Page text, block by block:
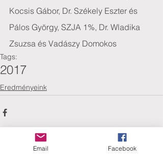
Kocsis Gábor, Dr. Székely Eszter és
Pálos György, SZJA 1%, Dr. Wladika
Zsuzsa és Vadászy Domokos
Tags:
2017
Eredményeink
Email Facebook